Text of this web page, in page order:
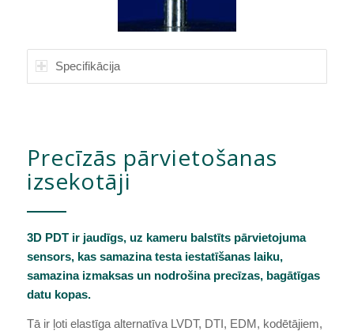
Specifikācija
Precīzās pārvietošanas
izsekotāji
3D PDT ir jaudīgs, uz kameru balstīts pārvietojuma
sensors, kas samazina testa iestatīšanas laiku,
samazina izmaksas un nodrošina precīzas, bagātīgas
datu kopas.
Tā ir ļoti elastīga alternatīva LVDT, DTI, EDM, kodētājiem,